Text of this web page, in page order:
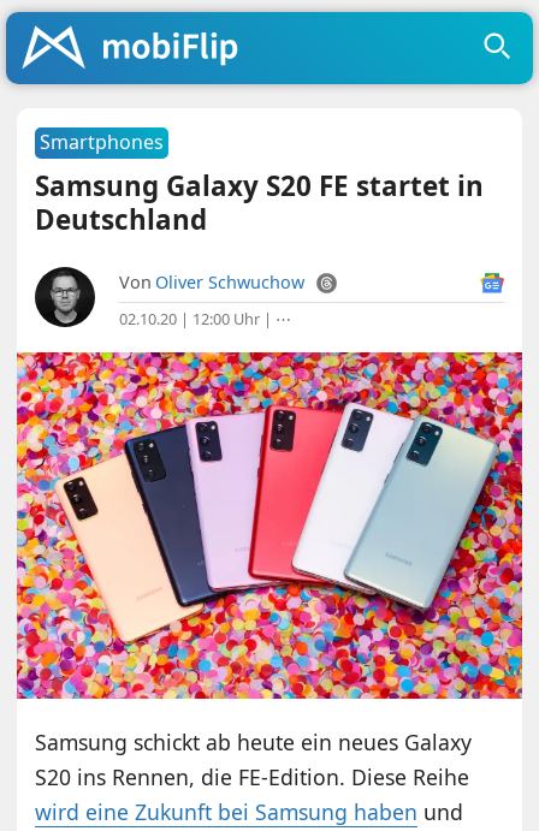
Smartphones
Samsung Galaxy S20 FE startet in
Deutschland
Von Oliver Schwuchow
02.10.20 | 12:00 Uhr | ⋯
Samsung schickt ab heute ein neues Galaxy
S20 ins Rennen, die FE-Edition. Diese Reihe
wird eine Zukunft bei Samsung haben und